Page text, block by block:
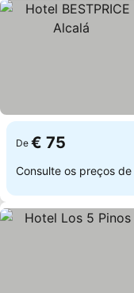
De € 75
Consulte os preços de